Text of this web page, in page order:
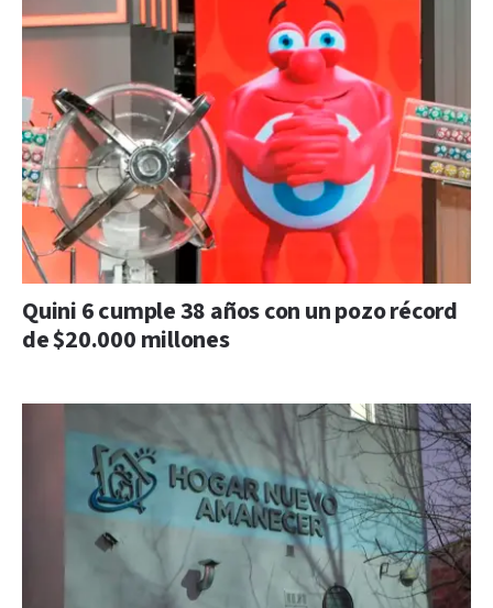
Quini 6 cumple 38 años con un pozo récord
de $20.000 millones